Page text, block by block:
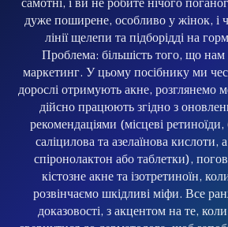
самотні, і ви не робите нічого
дуже поширене, особливо у жінок, і
лінії щелепи та підборідді на
Проблема: більшість того, що
маркетинг. У цьому посібнику ми
дорослі отримують акне, розглянемо
дійсно працюють згідно з
рекомендаціями (місцеві
саліцилова та азелаїнова кислоти,
спіронолактон або таблетки),
кістозне акне та ізотретиноїн,
розвінчаємо шкідливі міфи. Все
доказовості, з акцентом на те,